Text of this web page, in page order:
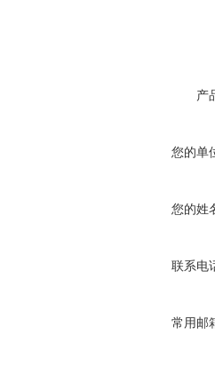
产
您的单
您的姓
联系电
常用邮